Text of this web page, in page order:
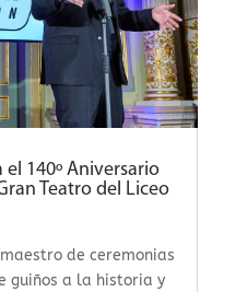
140º Aniversario
Teatro del Liceo
de ceremonias
guiños a la historia y